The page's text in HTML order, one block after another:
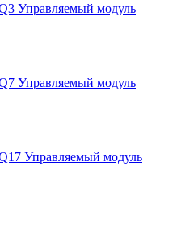
Управляемый модуль
Управляемый модуль
Управляемый модуль